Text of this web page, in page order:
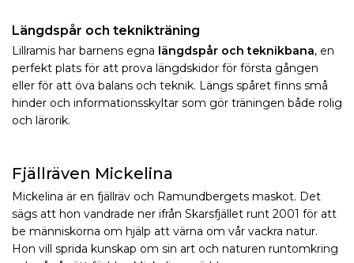
Längdspår och teknikträning
Lillramis har barnens egna längdspår och teknikbana, en
perfekt plats för att prova längdskidor för första gången
eller för att öva balans och teknik. Längs spåret finns små
hinder och informationsskyltar som gör träningen både rolig
och lärorik.
Fjällräven Mickelina
Mickelina är en fjällräv och Ramundbergets maskot. Det
sägs att hon vandrade ner ifrån Skarsfjället runt 2001 för att
be människorna om hjälp att värna om vår vackra natur.
Hon vill sprida kunskap om sin art och naturen runtomkring